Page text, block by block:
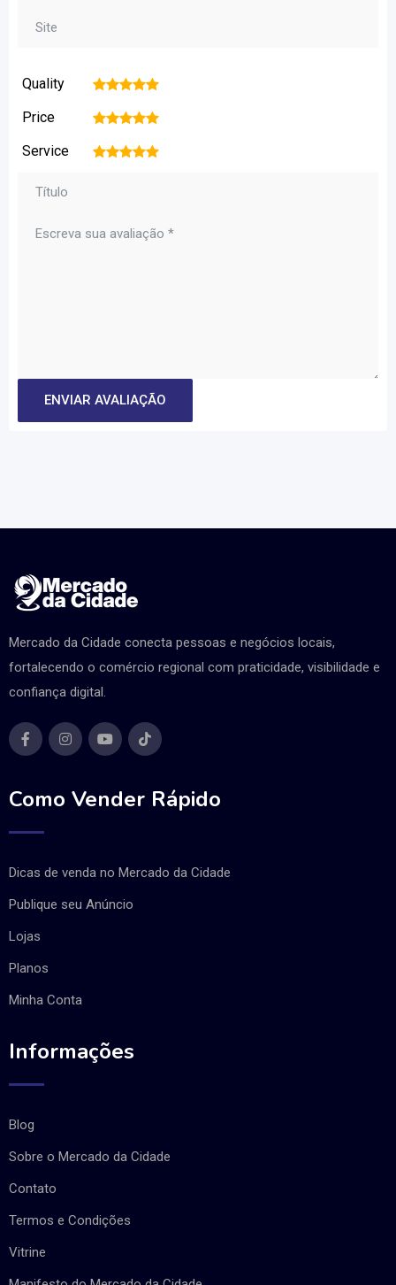
Quality 5
4
3
2
Price 5
4
3
2
Service 5
4
3
2
Mercado da Cidade conecta pessoas e negócios locais,
fortalecendo o comércio regional com praticidade, visibilidade e
confiança digital.
Como Vender Rápido
Dicas de venda no Mercado da Cidade
Publique seu Anúncio
Lojas
Planos
Minha Conta
Informações
Blog
Sobre o Mercado da Cidade
Contato
Termos e Condições
Vitrine